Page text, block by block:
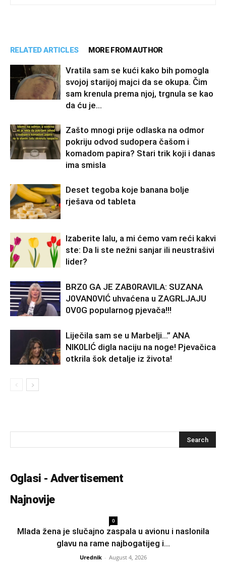
RELATED ARTICLES MORE FROM AUTHOR
Vratila sam se kući kako bih pomogla
svojoj starijoj majci da se okupa. Čim
sam krenula prema njoj, trgnula se kao
da ću je...
Zašto mnogi prije odlaska na odmor
pokriju odvod sudopera čašom i
komadom papira? Stari trik koji i danas
ima smisla
Deset tegoba koje banana bolje
rješava od tableta
Izaberite lalu, a mi ćemo vam reći kakvi
ste: Da li ste nežni sanjar ili neustrašivi
lider?
BRZ0 GA JE ZAB0RAVlLA: SUZANA
J0VAN0VIĆ uhvaćena u ZAGRLJAJU
0V0G popularnog pjevača!!!
Liječila sam se u Marbelji…” ANA
NlK0LlĆ digla naciju na noge! Pjevačica
otkrila šok detalje iz života!
Oglasi - Advertisement
Najnovije
0
Mlada žena je slučajno zaspala u avionu i naslonila
glavu na rame najbogatijeg i...
Urednik - August 4, 2026